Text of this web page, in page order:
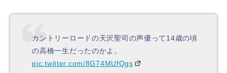
カントリーロードの天沢聖司の声優って14歳の頃
の高橋一生だったのかよ。
pic.twitter.com/8G74MUfQgs